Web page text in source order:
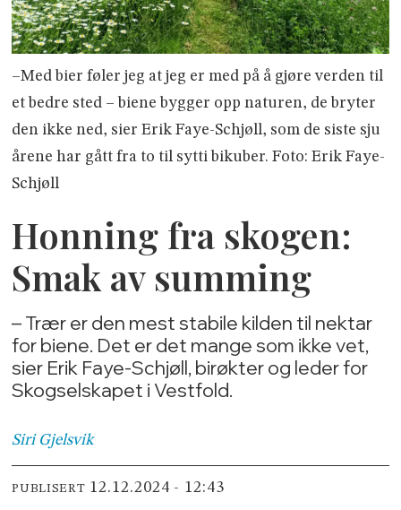
–Med bier føler jeg at jeg er med på å gjøre verden til
et bedre sted – biene bygger opp naturen, de bryter
den ikke ned, sier Erik Faye-Schjøll, som de siste sju
årene har gått fra to til sytti bikuber. Foto: Erik Faye-
Schjøll
Honning fra skogen:
Smak av summing
– Trær er den mest stabile kilden til nektar
for biene. Det er det mange som ikke vet,
sier Erik Faye-Schjøll, birøkter og leder for
Skogselskapet i Vestfold.
Siri Gjelsvik
PUBLISERT 12.12.2024 - 12:43